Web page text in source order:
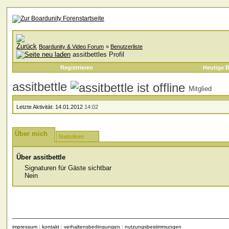
Boardunity & Video Forum » Benutzerliste
assitbettles Profil
Registrieren Heutige
assitbettle Mitglied
Letzte Aktivität: 14.01.2012 14:02
Über mich Statistiken
Über assitbettle
Signaturen für Gäste sichtbar
Nein
impressum | kontakt | verhaltensbedingungen | nutzungsbestimmungen